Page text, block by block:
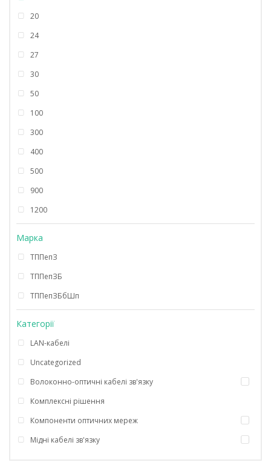
20
24
27
30
50
100
300
400
500
900
1200
Марка
ТППепЗ
ТППепЗБ
ТППепЗБбШп
Категорії
LAN-кабелі
Uncategorized
Волоконно-оптичні кабелі зв'язку
Комплексні рішення
Компоненти оптичних мереж
Мідні кабелі зв'язку